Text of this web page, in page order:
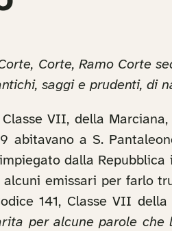
Corte, Ramo Corte
saggi e prudenti, di
VII, della
abitavano a S.
dalla Repubblica
alcuni emissari per farlo
141, Classe VII della
per alcune parole